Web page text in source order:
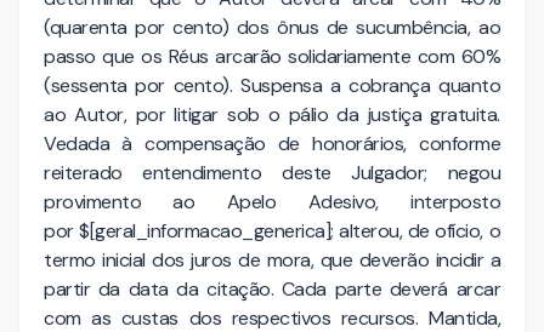
(quarenta por cento) dos ônus de sucumbência, ao
passo que os Réus arcarão solidariamente com 60%
(sessenta por cento). Suspensa a cobrança quanto
ao Autor, por litigar sob o pálio da justiça gratuita.
Vedada à compensação de honorários, conforme
reiterado entendimento deste Julgador; negou
provimento ao Apelo Adesivo, interposto
por $[geral_informacao_generica]; alterou, de ofício, o
termo inicial dos juros de mora, que deverão incidir a
partir da data da citação. Cada parte deverá arcar
com as custas dos respectivos recursos. Mantida,